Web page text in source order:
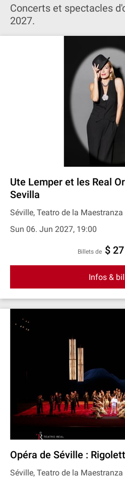
Concerts et spectacles
2027.
Ute Lemper et les Real
Sevilla
Séville, Teatro de la Maestranza
Sun 06. Jun 2027, 19:00
Billets de $ 27
Infos &
Opéra de Séville :
Séville, Teatro de la Maestranza